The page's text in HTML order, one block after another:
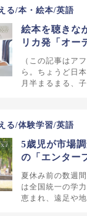
る/本・絵本/英語
絵本を聴きな
リカ発「オー
（この記事はア
ら。ちょうど日
月半まるまる、
る/体験学習/英語
5歳児が市場
の「エンター
夏休み前の数週
は全国統一の学
恵まれ、遠足や